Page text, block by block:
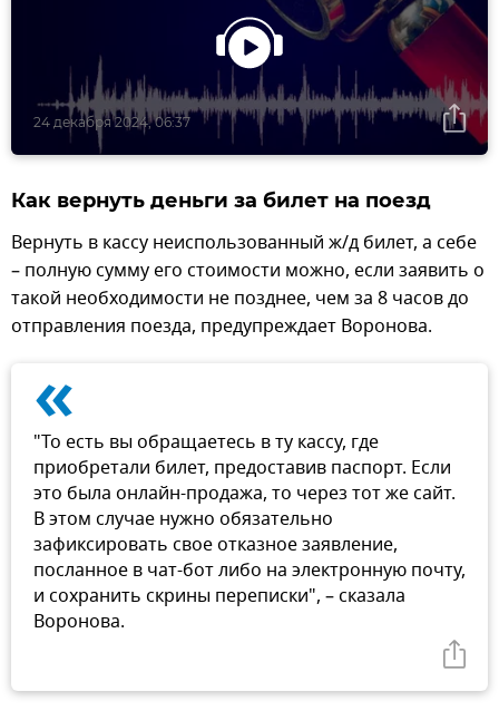
24 декабря 2024, 06:37
Как вернуть деньги за билет на поезд
Вернуть в кассу неиспользованный ж/д билет, а себе
– полную сумму его стоимости можно, если заявить о
такой необходимости не позднее, чем за 8 часов до
отправления поезда, предупреждает Воронова.
«
"То есть вы обращаетесь в ту кассу, где
приобретали билет, предоставив паспорт. Если
это была онлайн-продажа, то через тот же сайт.
В этом случае нужно обязательно
зафиксировать свое отказное заявление,
посланное в чат-бот либо на электронную почту,
и сохранить скрины переписки", – сказала
Воронова.